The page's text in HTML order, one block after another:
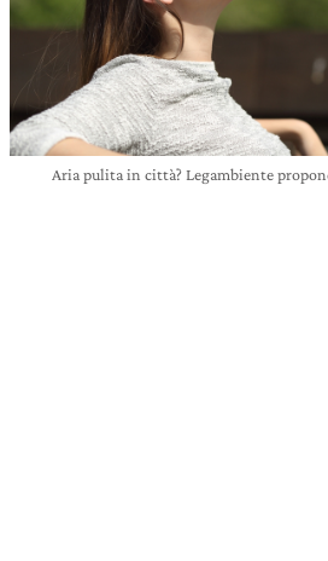
Aria pulita in città? Legambiente